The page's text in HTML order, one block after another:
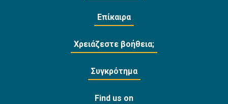
Επίκαιρα
Χρειάζεστε βοήθεια;
Συγκρότημα
Find us on